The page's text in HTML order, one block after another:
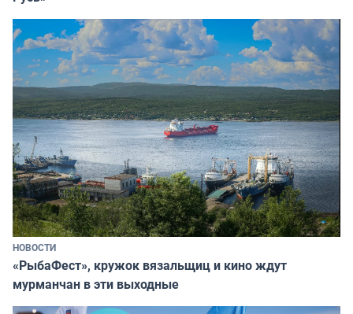
НОВОСТИ
«РыбаФест», кружок вязальщиц и кино ждут
мурманчан в эти выходные